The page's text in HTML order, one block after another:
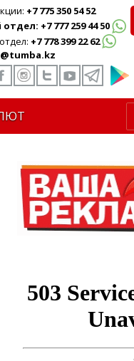
+7 775 350 54 52
+7 777 259 44 50
+7 778 399 22 62